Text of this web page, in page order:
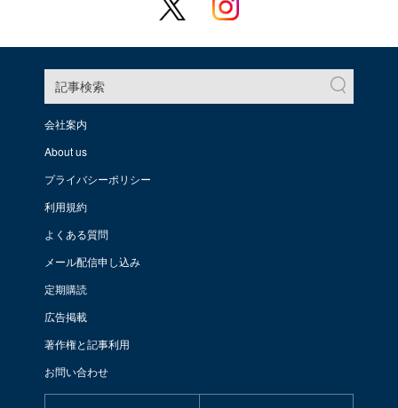
記事検索
会社案内
About us
プライバシーポリシー
利用規約
よくある質問
メール配信申し込み
定期購読
広告掲載
著作権と記事利用
お問い合わせ